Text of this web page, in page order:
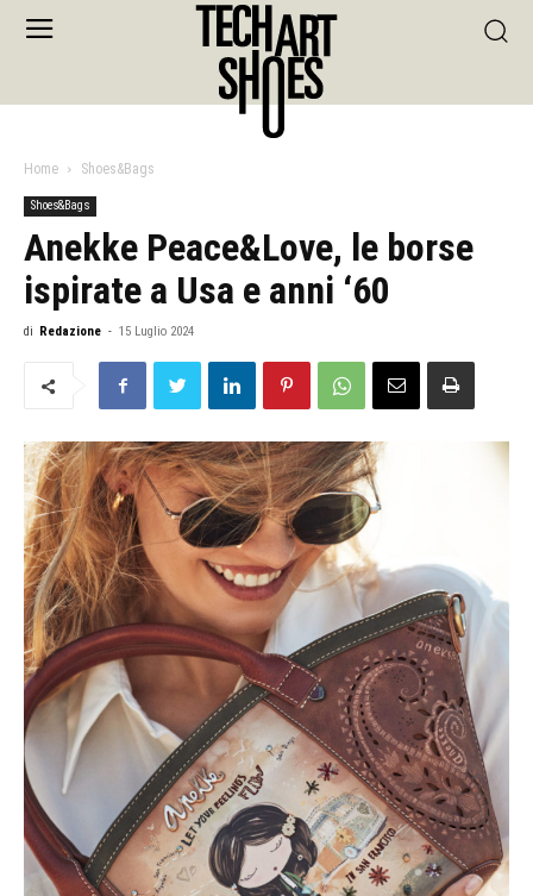
Home Shoes&Bags
Shoes&Bags
Anekke Peace&Love, le borse
ispirate a Usa e anni ‘60
di Redazione - 15 Luglio 2024